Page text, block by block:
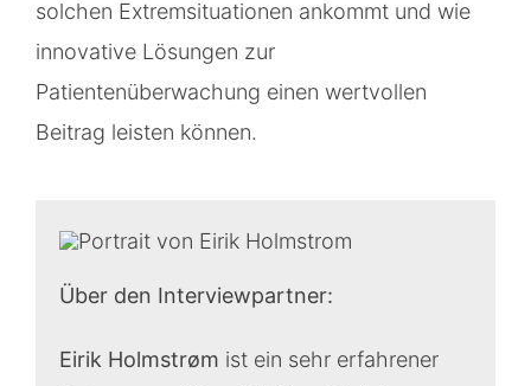
solchen Extremsituationen ankommt und wie
innovative Lösungen zur
Patientenüberwachung einen wertvollen
Beitrag leisten können.
Über den Interviewpartner:
Eirik Holmstrøm ist ein sehr erfahrener